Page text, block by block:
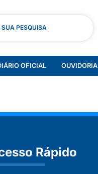
PESQUISA
OFICIAL OUVIDORIA
Rápido